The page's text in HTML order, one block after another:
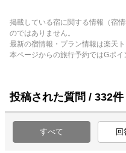
掲載している宿に関する情報（宿
のではありません。
最新の宿情報・プラン情報は楽天
本ページからの旅行予約ではGポイ
投稿された質問 / 332件
すべて 回